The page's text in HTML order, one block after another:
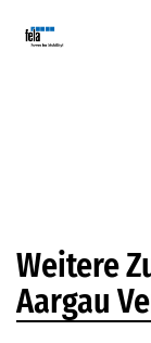
Weitere
Aargau